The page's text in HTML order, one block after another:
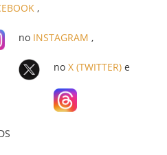
,
no INSTAGRAM ,
no X (TWITTER) e